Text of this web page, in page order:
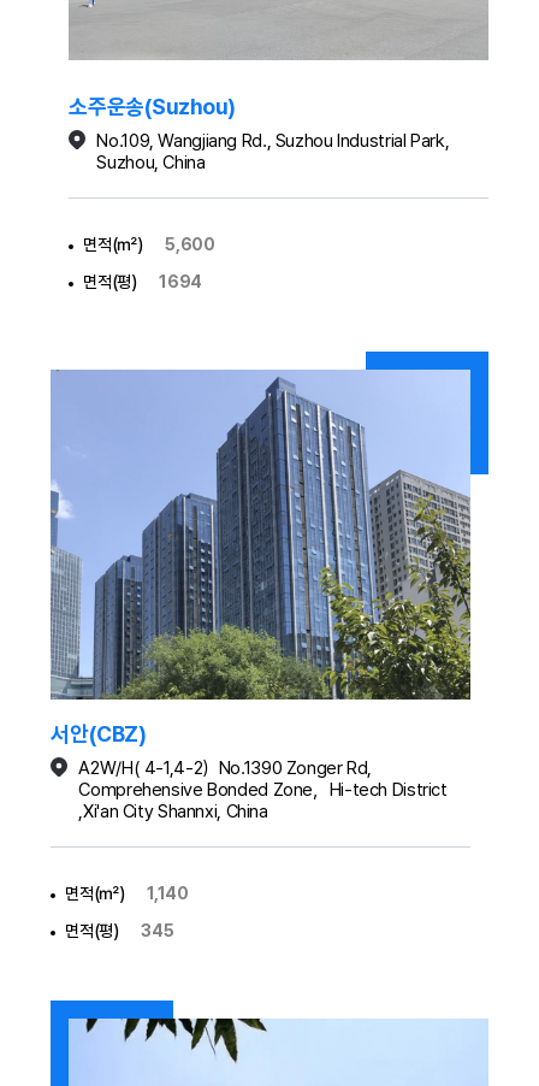
소주운송(Suzhou)
No.109, Wangjiang Rd., Suzhou Industrial Park,
Suzhou, China
면적(㎡)
5,600
면적(평)
1694
서안(CBZ)
A2W/H( 4-1,4-2）No.1390 Zonger Rd,
Comprehensive Bonded Zone，Hi-tech District
,Xi'an City Shannxi, China
면적(㎡)
1,140
면적(평)
345